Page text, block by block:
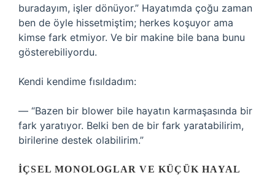
buradayım, işler dönüyor.” Hayatımda çoğu zaman
ben de öyle hissetmiştim; herkes koşuyor ama
kimse fark etmiyor. Ve bir makine bile bana bunu
gösterebiliyordu.
Kendi kendime fısıldadım:
— “Bazen bir blower bile hayatın karmaşasında bir
fark yaratıyor. Belki ben de bir fark yaratabilirim,
birilerine destek olabilirim.”
İÇSEL MONOLOGLAR VE KÜÇÜK HAYAL